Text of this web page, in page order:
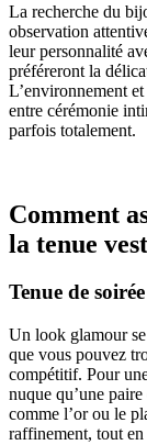
La recherche du
observation
leur personnalité
préféreront la
L’environnement
entre cérémonie
parfois totalement.
Comment
la tenue
Tenue de
Un look glamour
que vous pouvez
compétitif. Pour
nuque qu’une
comme l’or ou le
raffinement, tout